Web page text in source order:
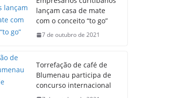
lançam casa de mate
com o conceito “to go”
7 de outubro de 2021
Torrefação de café de
Blumenau participa de
concurso internacional